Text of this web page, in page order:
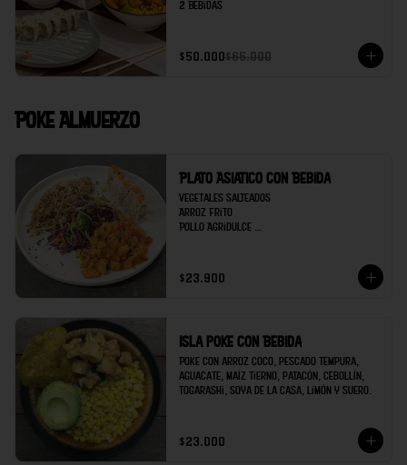
2 Bebidas
$50.000$65.000
Poke Almuerzo
Plato Asiatico con Bebida
Vegetales salteados
Arroz Frito
Pollo Agridulce
$23.900
Isla poke con Bebida
Poke con arroz coco, pescado tempura,
aguacate, maíz tierno, patacón, cebollín,
togarashi, soya de la casa, limón y suero.
$23.000